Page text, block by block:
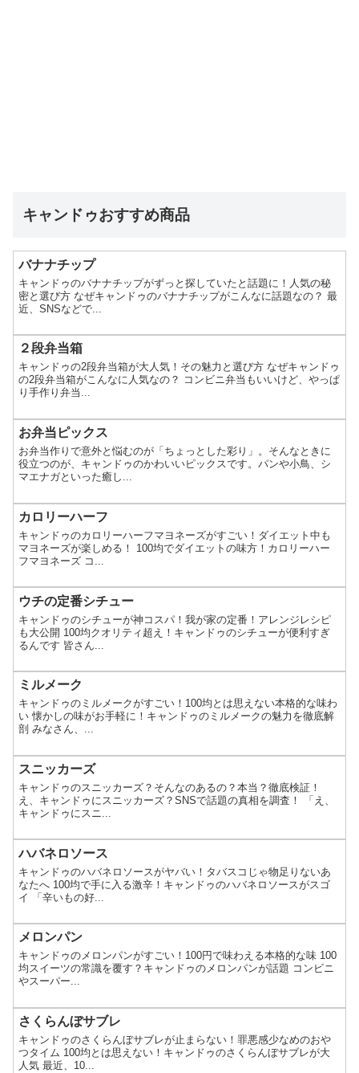
キャンドゥおすすめ商品
バナナチップ
キャンドゥのバナナチップがずっと探していたと話題に！人気の秘
密と選び方 なぜキャンドゥのバナナチップがこんなに話題なの？ 最
近、SNSなどで...
２段弁当箱
キャンドゥの2段弁当箱が大人気！その魅力と選び方 なぜキャンドゥ
の2段弁当箱がこんなに人気なの？ コンビニ弁当もいいけど、やっぱ
り手作り弁当...
お弁当ピックス
お弁当作りで意外と悩むのが「ちょっとした彩り」。そんなときに
役立つのが、キャンドゥのかわいいピックスです。パンや小鳥、シ
マエナガといった癒し...
カロリーハーフ
キャンドゥのカロリーハーフマヨネーズがすごい！ダイエット中も
マヨネーズが楽しめる！ 100均でダイエットの味方！カロリーハー
フマヨネーズ コ...
ウチの定番シチュー
キャンドゥのシチューが神コスパ！我が家の定番！アレンジレシピ
も大公開 100均クオリティ超え！キャンドゥのシチューが便利すぎ
るんです 皆さん...
ミルメーク
キャンドゥのミルメークがすごい！100均とは思えない本格的な味わ
い 懐かしの味がお手軽に！キャンドゥのミルメークの魅力を徹底解
剖 みなさん、...
スニッカーズ
キャンドゥのスニッカーズ？そんなのあるの？本当？徹底検証！
え、キャンドゥにスニッカーズ？SNSで話題の真相を調査！ 「え、
キャンドゥにスニ...
ハバネロソース
キャンドゥのハバネロソースがヤバい！タバスコじゃ物足りないあ
なたへ 100均で手に入る激辛！キャンドゥのハバネロソースがスゴ
イ 「辛いもの好...
メロンパン
キャンドゥのメロンパンがすごい！100円で味わえる本格的な味 100
均スイーツの常識を覆す？キャンドゥのメロンパンが話題 コンビニ
やスーパー...
さくらんぼサブレ
キャンドゥのさくらんぼサブレが止まらない！罪悪感少なめのおや
つタイム 100均とは思えない！キャンドゥのさくらんぼサブレが大
人気 最近、10...